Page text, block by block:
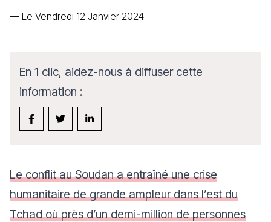
— Le Vendredi 12 Janvier 2024
En 1 clic, aidez-nous à diffuser cette
information :
Le conflit au Soudan a entraîné une crise
humanitaire de grande ampleur dans l’est du
Tchad où près d’un demi-million de personnes